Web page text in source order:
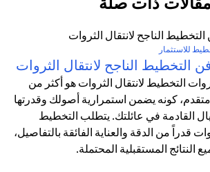
للاستثمار
التخطيط الناجح لانتقال الثروات
التخطيط لانتقال الثروات هو أكثر من
كونه يضمن استمرارية أصولك وقدرتها
القادمة في عائلتك. يتطلب التخطيط
قدراً من الدقة والعناية الفائقة بالتفاصيل،
النتائج المستقبلية المحتملة.